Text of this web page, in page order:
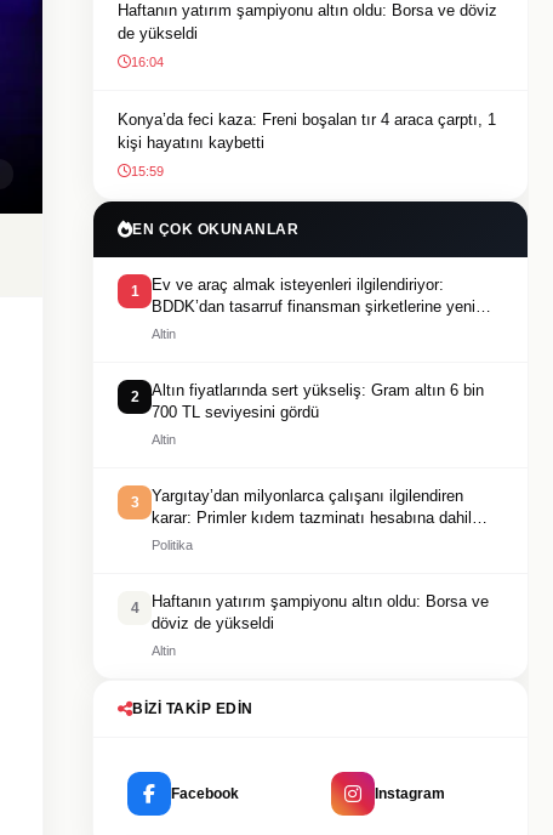
Haftanın yatırım şampiyonu altın oldu: Borsa ve döviz
de yükseldi
16:04
Konya’da feci kaza: Freni boşalan tır 4 araca çarptı, 1
kişi hayatını kaybetti
15:59
EN ÇOK OKUNANLAR
1
Ev ve araç almak isteyenleri ilgilendiriyor:
BDDK’dan tasarruf finansman şirketlerine yeni
kurallar
Altin
2
Altın fiyatlarında sert yükseliş: Gram altın 6 bin
700 TL seviyesini gördü
Altin
3
Yargıtay’dan milyonlarca çalışanı ilgilendiren
karar: Primler kıdem tazminatı hesabına dahil
edilecek
Politika
4
Haftanın yatırım şampiyonu altın oldu: Borsa ve
döviz de yükseldi
Altin
BIZI TAKIP EDIN
Facebook Instagram